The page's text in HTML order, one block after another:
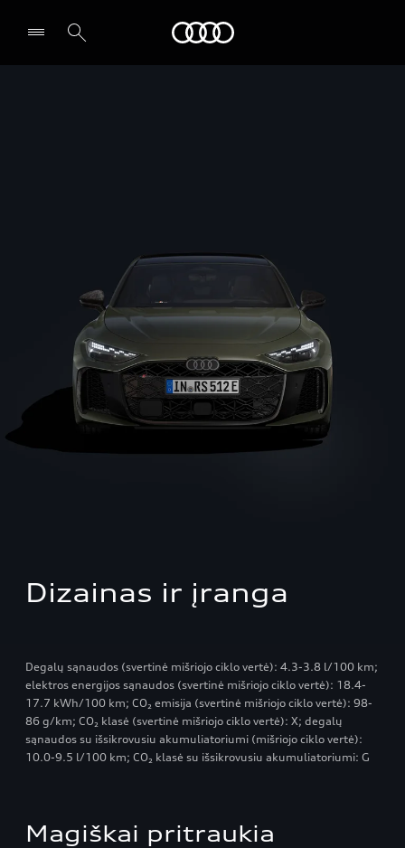
Dizainas ir įranga
Dizainas ir įranga
Degalų sąnaudos (svertinė mišriojo ciklo vertė): 4.3-3.8 l/100 km;
elektros energijos sąnaudos (svertinė mišriojo ciklo vertė): 18.4-
17.7 kWh/100 km; CO₂ emisija (svertinė mišriojo ciklo vertė): 98-
86 g/km; CO₂ klasė (svertinė mišriojo ciklo vertė): X; degalų
sąnaudos su išsikrovusiu akumuliatoriumi (mišriojo ciklo vertė):
10.0-9.5 l/100 km; CO₂ klasė su išsikrovusiu akumuliatoriumi: G
Magiškai pritraukia